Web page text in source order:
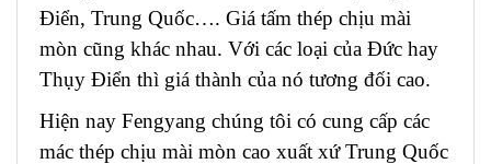
Điển, Trung Quốc…. Giá tấm thép chịu mài
mòn cũng khác nhau. Với các loại của Đức hay
Thụy Điển thì giá thành của nó tương đối cao.
Hiện nay Fengyang chúng tôi có cung cấp các
mác thép chịu mài mòn cao xuất xứ Trung Quốc